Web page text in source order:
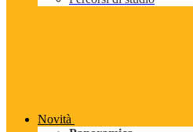
Novità